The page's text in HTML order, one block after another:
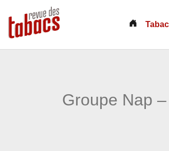
(current)
Tabac
Groupe Nap